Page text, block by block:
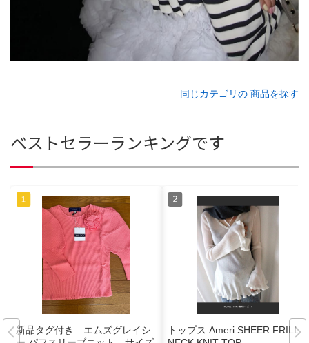
同じカテゴリの 商品を探す
ベストセラーランキングです
新品タグ付き エムズグレイシ
トップス Ameri SHEER FRILL V